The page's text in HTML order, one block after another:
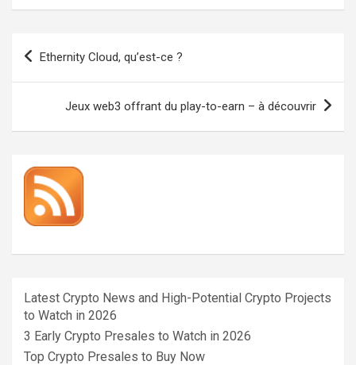
Navigation
Ethernity Cloud, qu’est-ce ?
Jeux web3 offrant du play-to-earn – à découvrir
Latest Crypto News and High-Potential Crypto Projects
to Watch in 2026
3 Early Crypto Presales to Watch in 2026
Top Crypto Presales to Buy Now